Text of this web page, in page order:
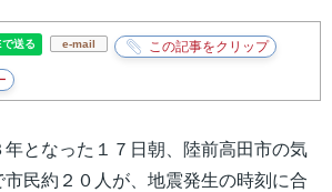
e-mail
年となった１７日朝、陸前高田市の気
民約２０人が、地震発生の時刻に合